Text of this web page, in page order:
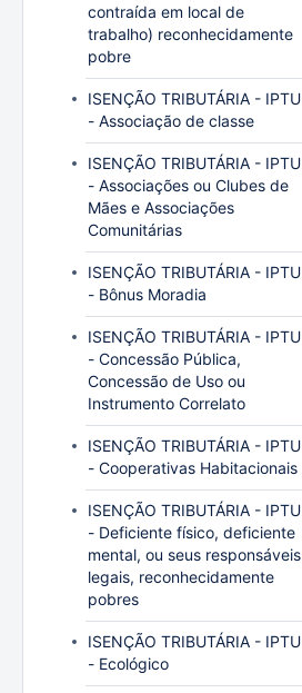
contraída em local de
trabalho) reconhecidamente
pobre
ISENÇÃO TRIBUTÁRIA - IPTU
- Associação de classe
ISENÇÃO TRIBUTÁRIA - IPTU
- Associações ou Clubes de
Mães e Associações
Comunitárias
ISENÇÃO TRIBUTÁRIA - IPTU
- Bônus Moradia
ISENÇÃO TRIBUTÁRIA - IPTU
- Concessão Pública,
Concessão de Uso ou
Instrumento Correlato
ISENÇÃO TRIBUTÁRIA - IPTU
- Cooperativas Habitacionais
ISENÇÃO TRIBUTÁRIA - IPTU
- Deficiente físico, deficiente
mental, ou seus responsáveis
legais, reconhecidamente
pobres
ISENÇÃO TRIBUTÁRIA - IPTU
- Ecológico